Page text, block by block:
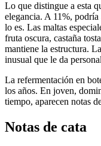
Lo que distingue a esta
elegancia. A 11%, podría
lo es. Las maltas
fruta oscura, castaña
mantiene la estructura.
inusual que le da
La refermentación en
los años. En joven,
tiempo, aparecen notas
Notas de cata